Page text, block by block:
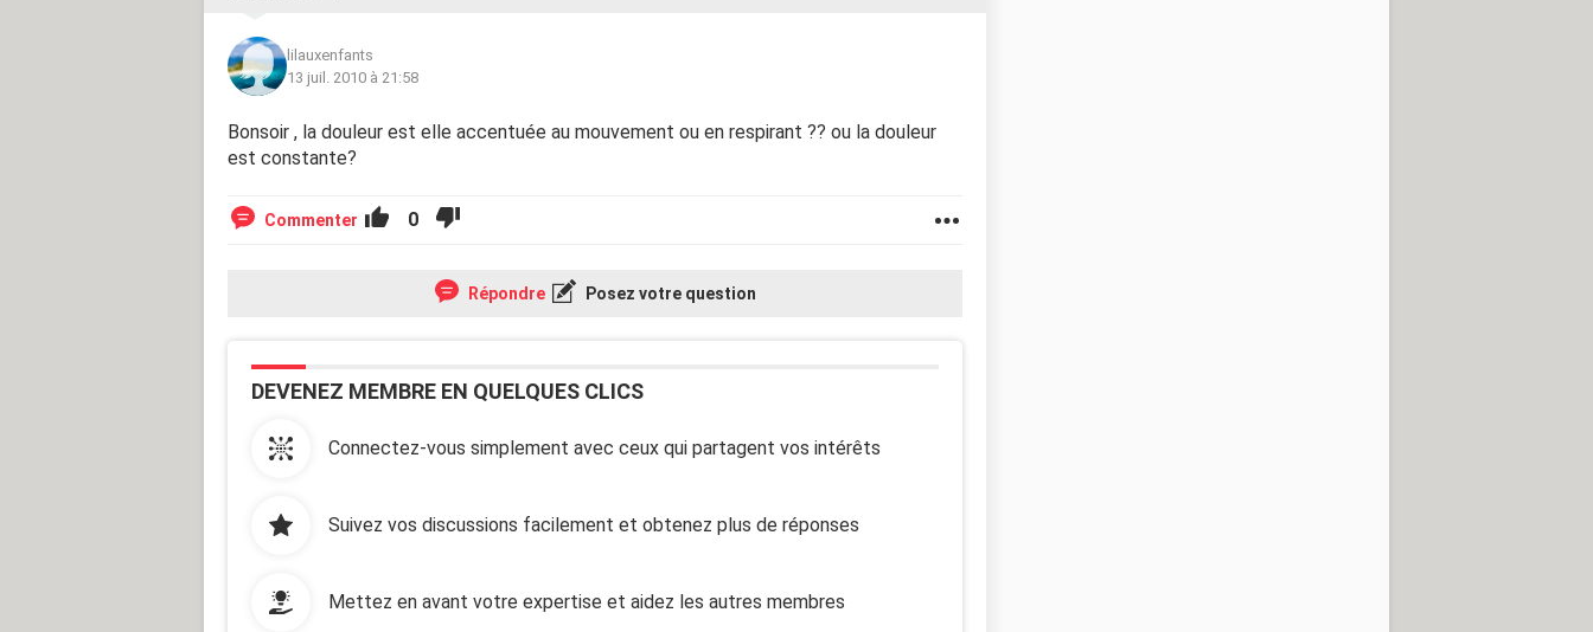
lilauxenfants
13 juil. 2010 à 21:58
Bonsoir , la douleur est elle accentuée au mouvement ou en respirant ?? ou la douleur
est constante?
Commenter 0
Répondre Posez votre question
DEVENEZ MEMBRE EN QUELQUES CLICS
Connectez-vous simplement avec ceux qui partagent vos intérêts
Suivez vos discussions facilement et obtenez plus de réponses
Mettez en avant votre expertise et aidez les autres membres